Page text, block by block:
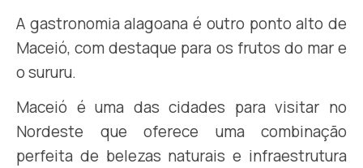
A gastronomia alagoana é outro ponto alto de
Maceió, com destaque para os frutos do mar e
o sururu.
Maceió é uma das cidades para visitar no
Nordeste que oferece uma combinação
perfeita de belezas naturais e infraestrutura